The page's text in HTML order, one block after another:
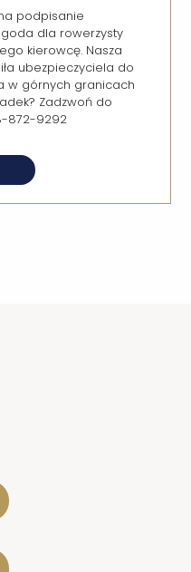
podpisanie
dla rowerzysty
kierowcę. Nasza
ubezpieczyciela do
w górnych granicach
Zadzwoń do
872-9292